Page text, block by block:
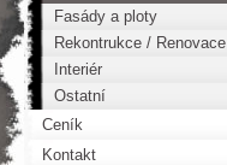
Fasády a ploty
Rekontrukce / Renovace
Interiér
Ostatní
Ceník
Kontakt